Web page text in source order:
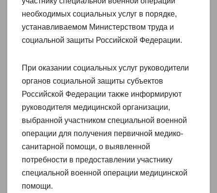
необходимых социальных услуг в порядке,
устанавливаемом Министерством труда и
социальной защиты Российской Федерации.
При оказании социальных услуг руководители
органов социальной защиты субъектов
Российской Федерации также информируют
руководителя медицинской организации,
выбранной участником специальной военной
операции для получения первичной медико-
санитарной помощи, о выявленной
потребности в предоставлении участнику
специальной военной операции медицинской
помощи.